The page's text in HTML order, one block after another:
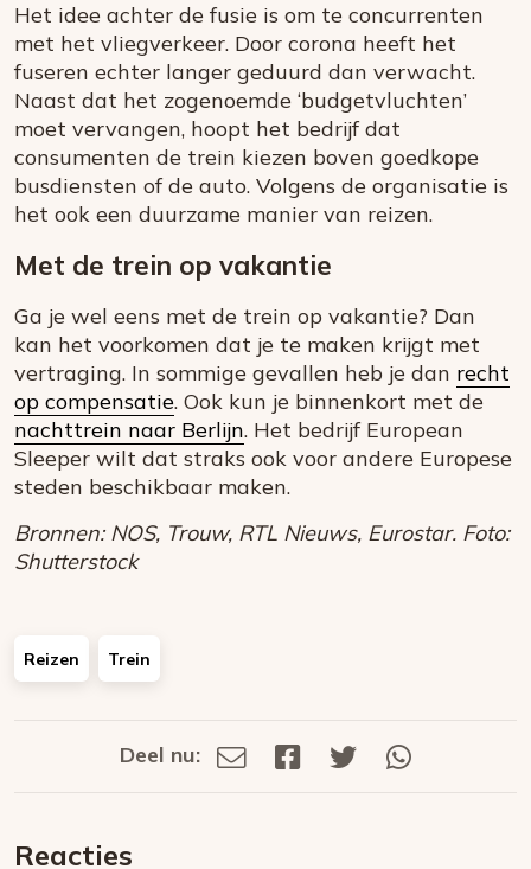
Het idee achter de fusie is om te concurrenten
met het vliegverkeer. Door corona heeft het
fuseren echter langer geduurd dan verwacht.
Naast dat het zogenoemde ‘budgetvluchten’
moet vervangen, hoopt het bedrijf dat
consumenten de trein kiezen boven goedkope
busdiensten of de auto. Volgens de organisatie is
het ook een duurzame manier van reizen.
Met de trein op vakantie
Ga je wel eens met de trein op vakantie? Dan
kan het voorkomen dat je te maken krijgt met
vertraging. In sommige gevallen heb je dan recht
op compensatie. Ook kun je binnenkort met de
nachttrein naar Berlijn. Het bedrijf European
Sleeper wilt dat straks ook voor andere Europese
steden beschikbaar maken.
Bronnen: NOS, Trouw, RTL Nieuws, Eurostar. Foto:
Shutterstock
Reizen Trein
Deel
Deel nu:
Deel
Deel
Deel
Reacties